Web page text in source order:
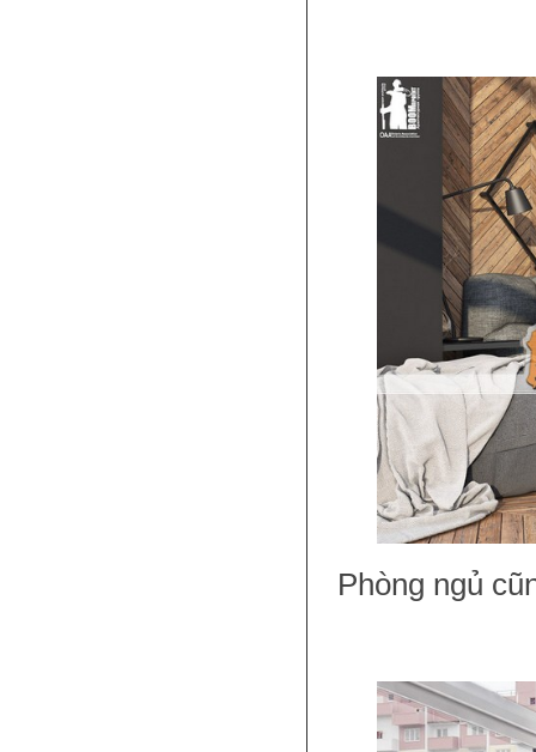
Phòng ngủ